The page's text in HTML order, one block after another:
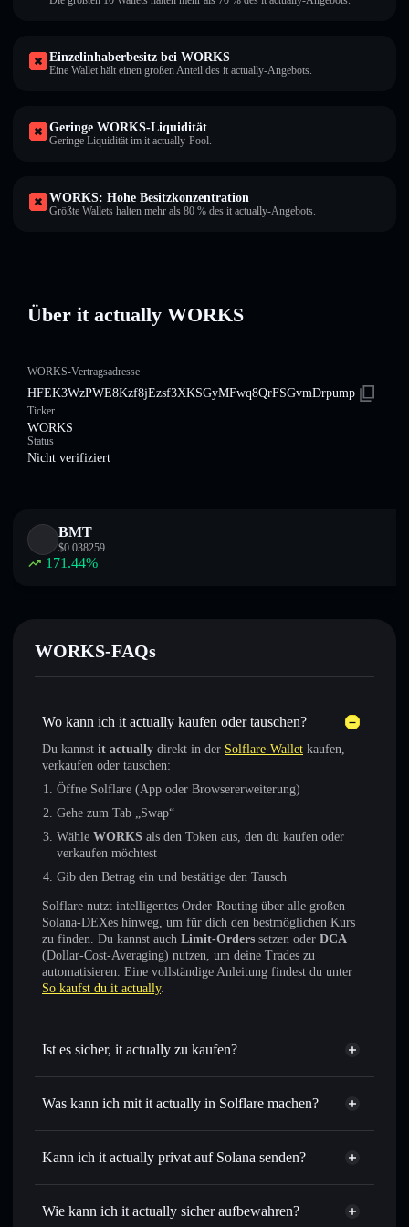
Einzelinhaberbesitz bei WORKS
Eine Wallet hält einen großen Anteil des it actually-Angebots.
Geringe WORKS-Liquidität
Geringe Liquidität im it actually-Pool.
WORKS: Hohe Besitzkonzentration
Größte Wallets halten mehr als 80 % des it actually-Angebots.
Über it actually WORKS
WORKS-Vertragsadresse
HFEK3WzPWE8Kzf8jEzsf3XKSGyMFwq8QrFSGvmDrpump
Ticker
WORKS
Status
Nicht verifiziert
BMT
$0.038259
171.44%
WORKS-FAQs
Wo kann ich it actually kaufen oder tauschen?
Du kannst it actually direkt in der Solflare-Wallet kaufen,
verkaufen oder tauschen:
Öffne Solflare (App oder Browsererweiterung)
Gehe zum Tab „Swap“
Wähle WORKS als den Token aus, den du kaufen oder
verkaufen möchtest
Gib den Betrag ein und bestätige den Tausch
Solflare nutzt intelligentes Order-Routing über alle großen
Solana-DEXes hinweg, um für dich den bestmöglichen Kurs
zu finden. Du kannst auch Limit-Orders setzen oder DCA
(Dollar-Cost-Averaging) nutzen, um deine Trades zu
automatisieren. Eine vollständige Anleitung findest du unter
So kaufst du it actually.
Ist es sicher, it actually zu kaufen?
it actually nicht verifiziert
Was kann ich mit it actually in Solflare machen?
it actually
Solflare-Wallet
Sofort tauschen– handle WORKS gegen SOL, USDC
Order Routing zum bestmöglichen Kurs
Limit-Orders setzen– automatisiere Trades zu deinem
Kann ich it actually privat auf Solana senden?
Privacy
Wie kann ich it actually sicher aufbewahren?